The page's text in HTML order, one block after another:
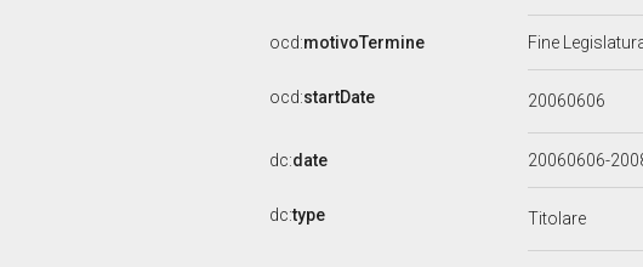
ocd:motivoTermine Fine
ocd:startDate 20060606
dc:date 20060606-
dc:type Titolare